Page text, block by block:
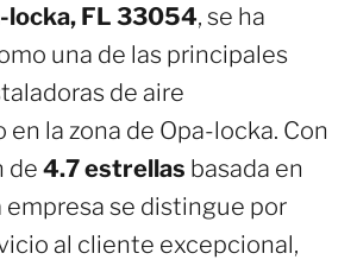
locka, FL 33054, se ha
una de las principales
de aire
la zona de Opa-locka. Con
de 4.7 estrellas basada en
empresa se distingue por
al cliente excepcional,